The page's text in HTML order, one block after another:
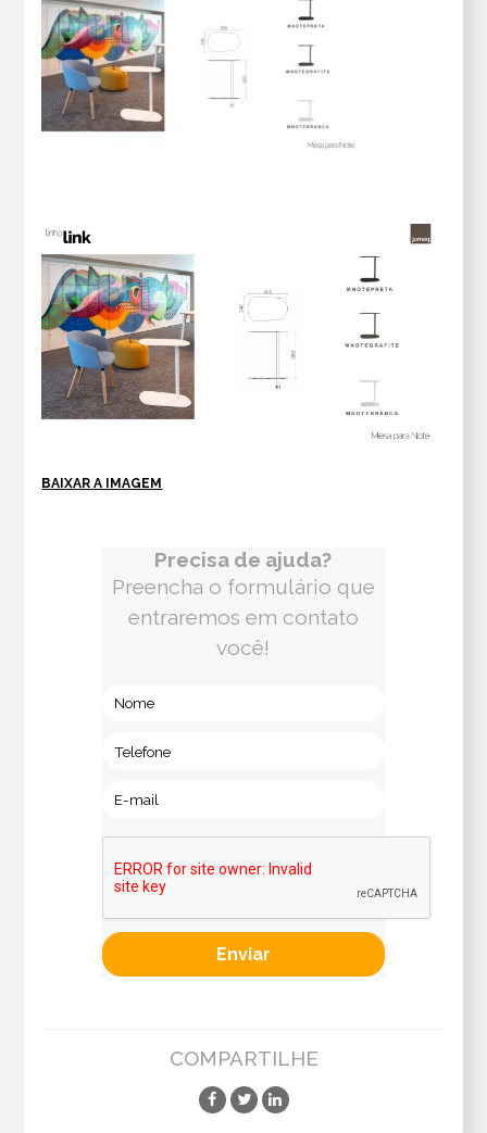
BAIXAR A IMAGEM
Precisa de ajuda?
Preencha o formulário que
entraremos em contato
você!
COMPARTILHE